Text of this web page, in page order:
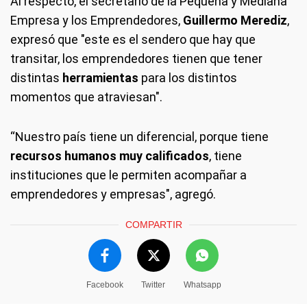
Empresa y los Emprendedores, Guillermo Merediz,
expresó que "este es el sendero que hay que
transitar, los emprendedores tienen que tener
distintas herramientas para los distintos
momentos que atraviesan".
“Nuestro país tiene un diferencial, porque tiene
recursos humanos muy calificados, tiene
instituciones que le permiten acompañar a
emprendedores y empresas", agregó.
COMPARTIR
Facebook Twitter Whatsapp